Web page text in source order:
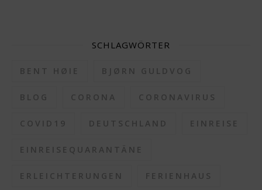
SCHLAGWÖRTER
BENT HØIE BJØRN GULDVOG
BLOG CORONA CORONAVIRUS
COVID19 DEUTSCHLAND EINREISE
EINREISEQUARANTÄNE
ERLEICHTERUNGEN FERIENHAUS